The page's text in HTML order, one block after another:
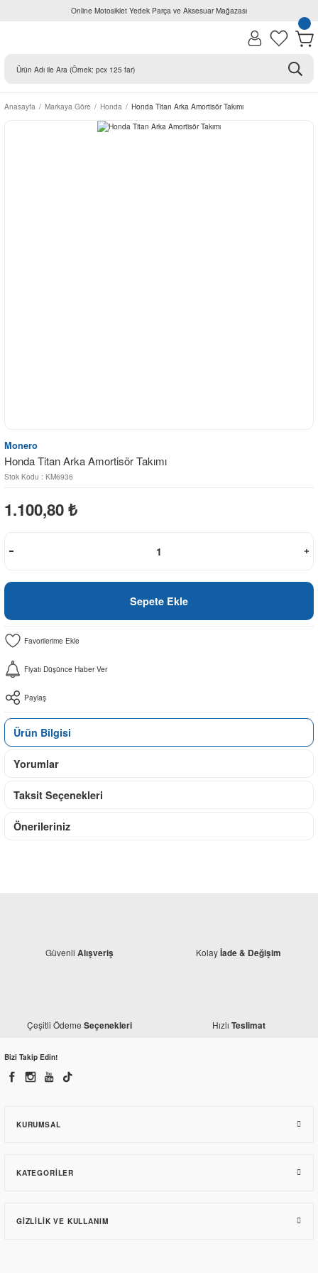
Online Motosiklet Yedek Parça ve Aksesuar Mağazası
Anasayfa Markaya Göre Honda Honda Titan Arka Amortisör Takımı
Monero
Honda Titan Arka Amortisör Takımı
Stok Kodu : KM6936
1.100,80 ₺
Sepete Ekle
Fiyatı Düşünce Haber Ver
Paylaş
Ürün Bilgisi
Yorumlar
Taksit Seçenekleri
Önerileriniz
Güvenli Alışveriş Kolayİade & Değişim
Çeşitli Ödeme Seçenekleri Hızlı Teslimat
Bizi Takip Edin!
KURUMSAL
KATEGORILER
GIZLILIK VE KULLANIM